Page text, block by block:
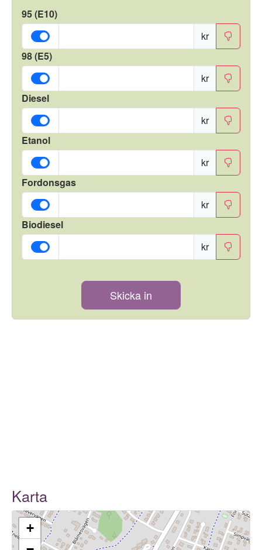
95 (E10)
kr
98 (E5)
kr
Diesel
kr
Etanol
kr
Fordonsgas
kr
Biodiesel
kr
Skicka in
Karta
+